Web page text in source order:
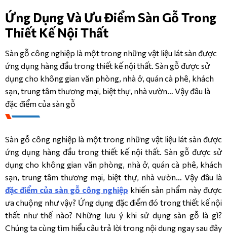
DANH MỤC SẢN PHẨM
AQUA
ZERO
INFINITY
–
10MM/AC5
KRONOPOL
AQUA
FIORI
–
10MM/AC6
GIỚI THIỆU
CÔNG TRÌNH
LIÊN HỆ
SẢN PHẨM
Ứng Dụng Và Ưu Điểm Sàn Gỗ Trong
Thiết Kế Nội Thất
Sàn gỗ công nghiệp là một trong những vật liệu lát sàn được
ứng dụng hàng đầu trong thiết kế nội thất. Sàn gỗ được sử
dụng cho không gian văn phòng, nhà ở, quán cà phê, khách
sạn, trung tâm thương mại, biệt thự, nhà vườn… Vậy đâu là
đặc điểm của sàn gỗ
Sàn gỗ công nghiệp là một trong những vật liệu lát sàn được
ứng dụng hàng đầu trong thiết kế nội thất. Sàn gỗ được sử
dụng cho không gian văn phòng, nhà ở, quán cà phê, khách
sạn, trung tâm thương mại, biệt thự, nhà vườn… Vậy đâu là
đặc điểm của sàn gỗ công nghiệp khiến sản phẩm này được
ưa chuộng như vậy? Ứng dụng đặc điểm đó trong thiết kế nội
thất như thế nào? Những lưu ý khi sử dụng sàn gỗ là gì?
Chúng ta cùng tìm hiểu câu trả lời trong nội dung ngay sau đây